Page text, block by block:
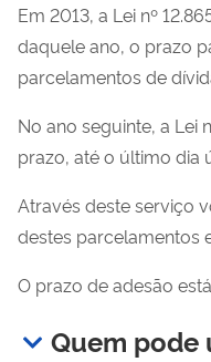
Em 2013, a Lei nº
daquele ano, o prazo
parcelamentos de
No ano seguinte, a Lei
prazo, até o último dia
Através deste serviço
destes parcelamentos
O prazo de adesão
Quem pode